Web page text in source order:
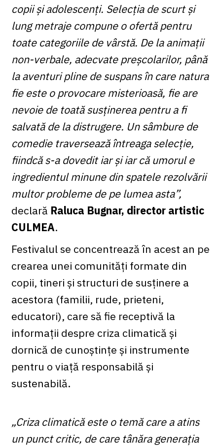
copii și adolescenți. Selecția de scurt și
lung metraje compune o ofertă pentru
toate categoriile de vârstă. De la animații
non-verbale, adecvate preșcolarilor, până
la aventuri pline de suspans în care natura
fie este o provocare misterioasă, fie are
nevoie de toată susținerea pentru a fi
salvată de la distrugere. Un sâmbure de
comedie traversează întreaga selecție,
fiindcă s-a dovedit iar și iar că umorul e
ingredientul minune din spatele rezolvării
multor probleme de pe lumea asta”,
declară Raluca Bugnar, director artistic
CULMEA.
Festivalul se concentrează în acest an pe
crearea unei comunități formate din
copii, tineri și structuri de susținere a
acestora (familii, rude, prieteni,
educatori), care să fie receptivă la
informații despre criza climatică și
dornică de cunoștințe și instrumente
pentru o viață responsabilă și
sustenabilă.
„Criza climatică este o temă care a atins
un punct critic, de care tânăra generația